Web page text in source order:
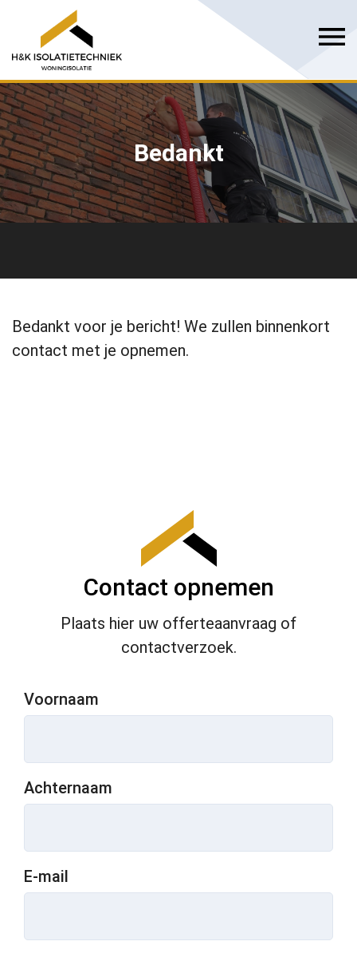
Bedankt
Bedankt voor je bericht! We zullen binnenkort
contact met je opnemen.
Contact opnemen
Plaats hier uw offerteaanvraag of
contactverzoek.
Voornaam
Achternaam
E-mail